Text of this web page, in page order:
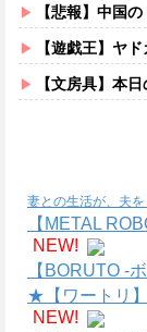
【悲報】中国
【遊戯王】ヤ
【文房具】本
妻との生活が、夫
【METAL
NEW!
【BORUTO -
★【ワートリ
NEW!